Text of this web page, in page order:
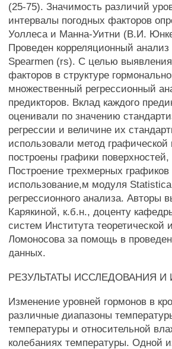
(25-75). Значимость различий
интервалы погодных факторов
Уоллеса и Манна-Уитни (В.И.
Проведен корреляционный
Spearmen (rs). С целью
факторов в структуре
множественный регрессионный
предикторов. Вклад каждого
оценивали по значению
регрессии и величине их
использовали метод графической
построены графики
Построение трехмерных
использование,м модуля
регрессионного анализа. Авторы
Карякиной, к.б.н., доценту
систем Института
Ломоносова за помощь в
данных.
РЕЗУЛЬТАТЫ ИССЛЕДОВАНИЯ
Изменение уровней гормонов в
различные диапазоны
температуры и относительной
колебаниях температуры. Одной